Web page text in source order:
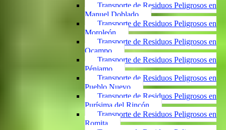
Transporte de Residuos Peligrosos en
Manuel Doblado
Transporte de Residuos Peligrosos en
Moroleón
Transporte de Residuos Peligrosos en
Ocampo
Transporte de Residuos Peligrosos en
Pénjamo
Transporte de Residuos Peligrosos en
Pueblo Nuevo
Transporte de Residuos Peligrosos en
Purísima del Rincón
Transporte de Residuos Peligrosos en
Romita